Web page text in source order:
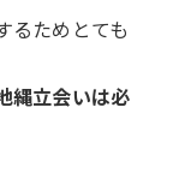
るためとても
縄立会いは必